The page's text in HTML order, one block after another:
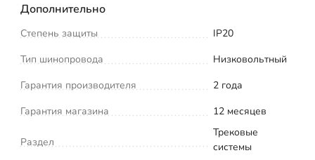
Дополнительно
Степень защиты
IP20
Тип шинопровода
Низковольтный
Гарантия производителя
2 года
Гарантия магазина
12 месяцев
Раздел
Трековые
системы